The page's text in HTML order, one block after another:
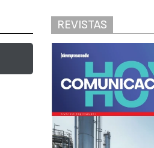
REVISTAS